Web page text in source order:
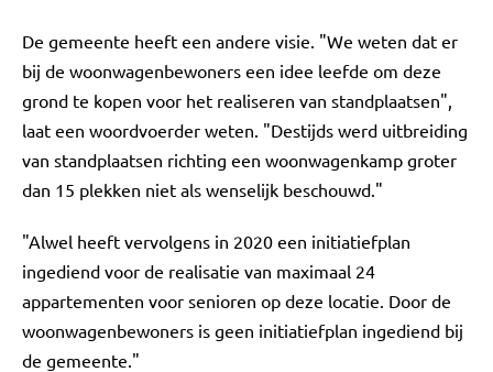
De gemeente heeft een andere visie. "We weten dat er
bij de woonwagenbewoners een idee leefde om deze
grond te kopen voor het realiseren van standplaatsen",
laat een woordvoerder weten. "Destijds werd uitbreiding
van standplaatsen richting een woonwagenkamp groter
dan 15 plekken niet als wenselijk beschouwd."
"Alwel heeft vervolgens in 2020 een initiatiefplan
ingediend voor de realisatie van maximaal 24
appartementen voor senioren op deze locatie. Door de
woonwagenbewoners is geen initiatiefplan ingediend bij
de gemeente."